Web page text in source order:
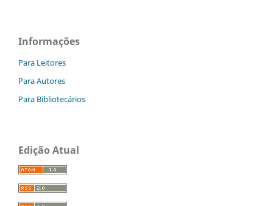
Informações
Para Leitores
Para Autores
Para Bibliotecários
Edição Atual